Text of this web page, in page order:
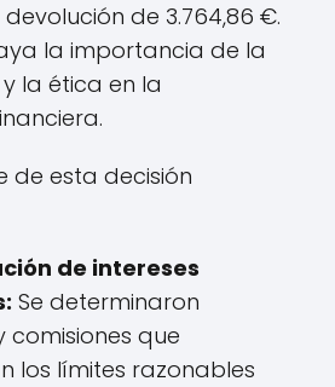
de 3.764,86 €.
la importancia de la
la ética en la
de esta decisión
de intereses
Se determinaron
comisiones que
los límites razonables